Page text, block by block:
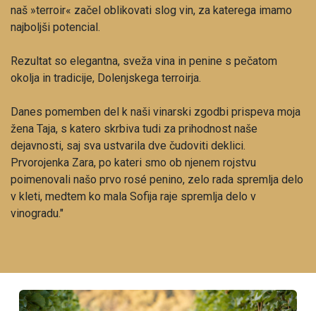
naš »terroir« začel oblikovati slog vin, za katerega imamo
najboljši potencial.
Rezultat so elegantna, sveža vina in penine s pečatom
okolja in tradicije, Dolenjskega terroirja.
Danes pomemben del k naši vinarski zgodbi prispeva moja
žena Taja, s katero skrbiva tudi za prihodnost naše
dejavnosti, saj sva ustvarila dve čudoviti deklici.
Prvorojenka Zara, po kateri smo ob njenem rojstvu
poimenovali našo prvo rosé penino, zelo rada spremlja delo
v kleti, medtem ko mala Sofija raje spremlja delo v
vinogradu."